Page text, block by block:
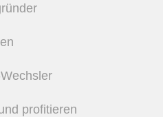
profitieren